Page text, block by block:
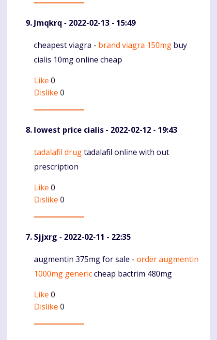
Jmqkrq - 2022-02-13 - 15:49
Komentaras
cheapest viagra - brand viagra 150mg buy
cialis 10mg online cheap
Like 0
Dislike 0
lowest price cialis - 2022-02-12 - 19:43
Komentaras
tadalafil drugtadalafil online with out
prescription
Like 0
Dislike 0
Sjjxrg - 2022-02-11 - 22:35
Komentaras
augmentin 375mg for sale - order augmentin
1000mg genericcheap bactrim 480mg
Like 0
Dislike 0